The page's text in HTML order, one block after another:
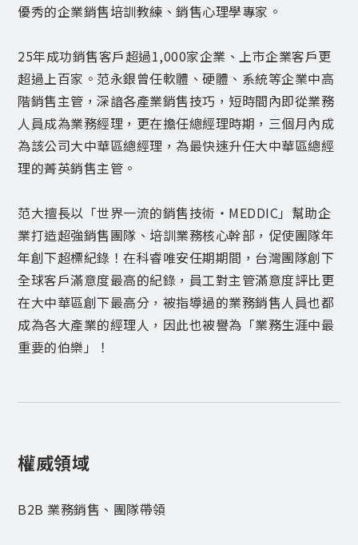
優秀的企業銷售培訓教練、銷售心理學專家。
25年成功銷售客戶超過1,000家企業、上市企業客戶更
超過上百家。范永銀曾任軟體、硬體、系統等企業中高
階銷售主管，深諳各產業銷售技巧，短時間內即從業務
人員成為業務經理，更在擔任總經理時期，三個月內成
為該公司大中華區總經理，為最快速升任大中華區總經
理的菁英銷售主管。
范大擅長以「世界一流的銷售技術・MEDDIC」幫助企
業打造超強銷售團隊、培訓業務核心幹部，促使團隊年
年創下超標紀錄！在科睿唯安任期期間，台灣團隊創下
全球客戶滿意度最高的紀錄，員工對主管滿意度評比更
在大中華區創下最高分，被指導過的業務銷售人員也都
成為各大產業的經理人，因此也被譽為「業務生涯中最
重要的伯樂」！
權威領域
B2B 業務銷售、團隊帶領